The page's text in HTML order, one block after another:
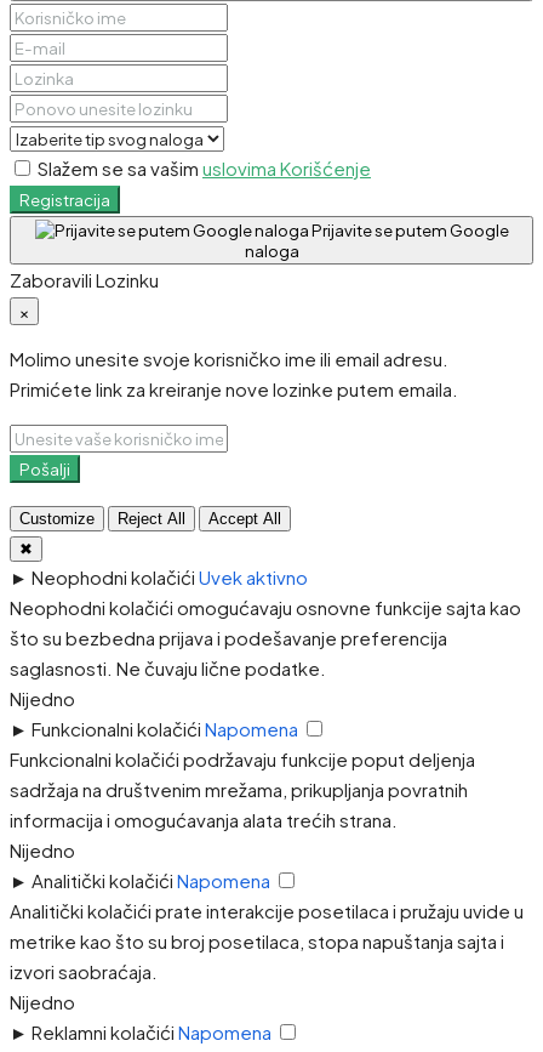
Slažem se sa vašim uslovima Korišćenje
Registracija
Prijavite se putem Google
naloga
Zaboravili Lozinku
×
Molimo unesite svoje korisničko ime ili email adresu.
Primićete link za kreiranje nove lozinke putem emaila.
Pošalji
Customize Reject All
Accept All
✖
► Neophodni kolačići Uvek aktivno
Neophodni kolačići omogućavaju osnovne funkcije sajta kao
što su bezbedna prijava i podešavanje preferencija
saglasnosti. Ne čuvaju lične podatke.
Nijedno
► Funkcionalni kolačići Napomena
Funkcionalni kolačići podržavaju funkcije poput deljenja
sadržaja na društvenim mrežama, prikupljanja povratnih
informacija i omogućavanja alata trećih strana.
Nijedno
► Analitički kolačići Napomena
Analitički kolačići prate interakcije posetilaca i pružaju uvide u
metrike kao što su broj posetilaca, stopa napuštanja sajta i
izvori saobraćaja.
Nijedno
► Reklamni kolačići Napomena